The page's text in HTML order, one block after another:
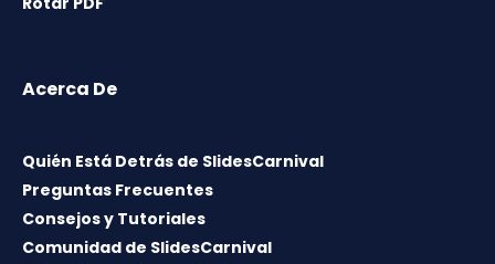
Acerca De
Quién Está Detrás de SlidesCarnival
Preguntas Frecuentes
Consejos y Tutoriales
Comunidad de SlidesCarnival